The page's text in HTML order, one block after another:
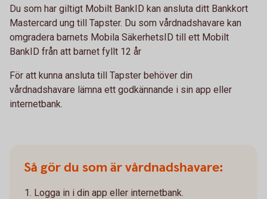
Du som har giltigt Mobilt BankID kan ansluta ditt Bankkort
Mastercard ung till Tapster. Du som vårdnadshavare kan
omgradera barnets Mobila SäkerhetsID till ett Mobilt
BankID från att barnet fyllt 12 år
För att kunna ansluta till Tapster behöver din
vårdnadshavare lämna ett godkännande i sin app eller
internetbank.
Så gör du som är vårdnadshavare:
Logga in i din app eller internetbank.